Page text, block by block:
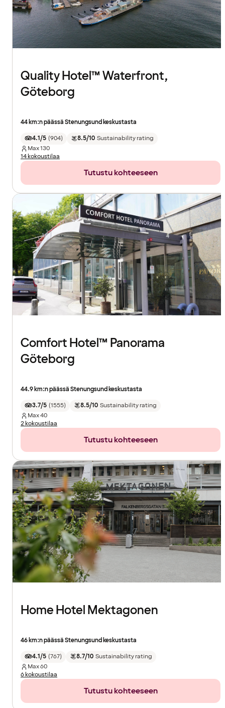
Quality Hotel™ Waterfront,
Göteborg
44 km:n päässä Stenungsund keskustasta
4.1/5 (904) 8.5/10 Sustainability rating
Max130
14 kokoustilaa
Tutustu kohteeseen
Comfort Hotel™ Panorama
Göteborg
44.9 km:n päässä Stenungsund keskustasta
3.7/5 (1555) 8.5/10 Sustainability rating
Max40
2 kokoustilaa
Tutustu kohteeseen
Home Hotel Mektagonen
46 km:n päässä Stenungsund keskustasta
4.1/5 (767) 8.7/10 Sustainability rating
Max60
6 kokoustilaa
Tutustu kohteeseen